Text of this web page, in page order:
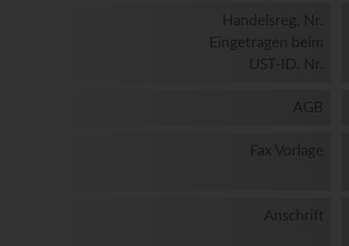
Handelsreg. Nr.
Eingetragen beim
UST-ID. Nr.
AGB
Fax Vorlage
Anschrift